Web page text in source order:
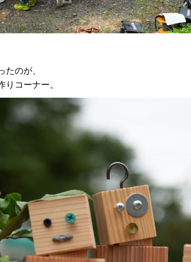
たのが、
りコーナー。